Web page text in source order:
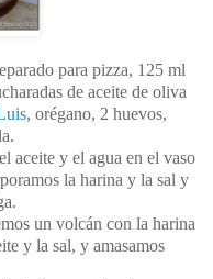
para pizza, 125 ml
de aceite de oliva
, orégano, 2 huevos,
y el agua en el vaso
la harina y la sal y
un volcán con la harina
y la sal, y amasamos